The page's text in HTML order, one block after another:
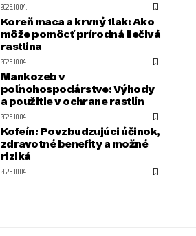
2025.10.04.
Koreň maca a krvný tlak: Ako
môže pomôcť prírodná liečivá
rastlina
2025.10.04.
Mankozeb v
poľnohospodárstve: Výhody
a použitie v ochrane rastlín
2025.10.04.
Kofeín: Povzbudzujúci účinok,
zdravotné benefity a možné
riziká
2025.10.04.